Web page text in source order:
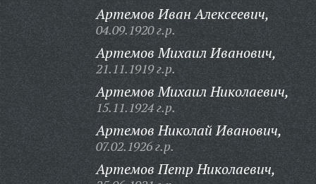
Артемов Иван Алексеевич,
04.09.1920 г.р.
Артемов Михаил Иванович,
21.11.1919 г.р.
Артемов Михаил Николаевич,
15.11.1924 г.р.
Артемов Николай Иванович,
07.02.1926 г.р.
Артемов Петр Николаевич,